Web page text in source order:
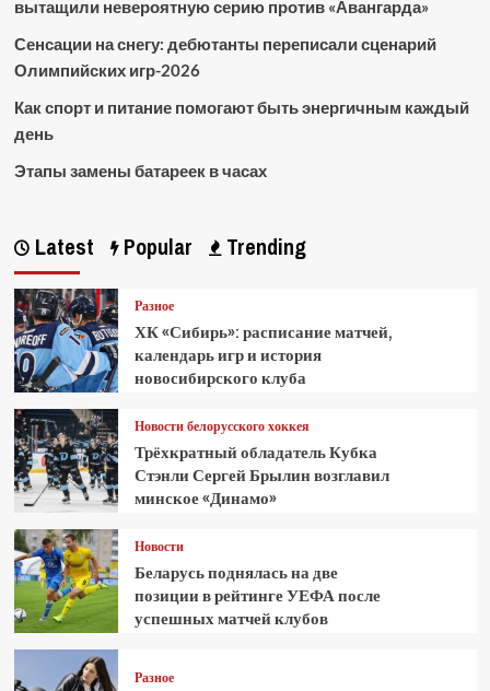
вытащили невероятную серию против «Авангарда»
Сенсации на снегу: дебютанты переписали сценарий
Олимпийских игр-2026
Как спорт и питание помогают быть энергичным каждый
день
Этапы замены батареек в часах
Latest Popular Trending
Разное
ХК «Сибирь»: расписание матчей,
календарь игр и история
новосибирского клуба
Новости белорусского хоккея
Трёхкратный обладатель Кубка
Стэнли Сергей Брылин возглавил
минское «Динамо»
Новости
Беларусь поднялась на две
позиции в рейтинге УЕФА после
успешных матчей клубов
Разное